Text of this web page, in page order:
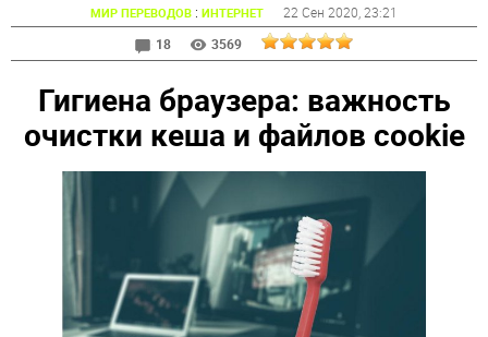
МИР ПЕРЕВОДОВ : ИНТЕРНЕТ 22 Сен 2020 , 23:21
18
3569
Гигиена браузера: важность
очистки кеша и файлов cookie